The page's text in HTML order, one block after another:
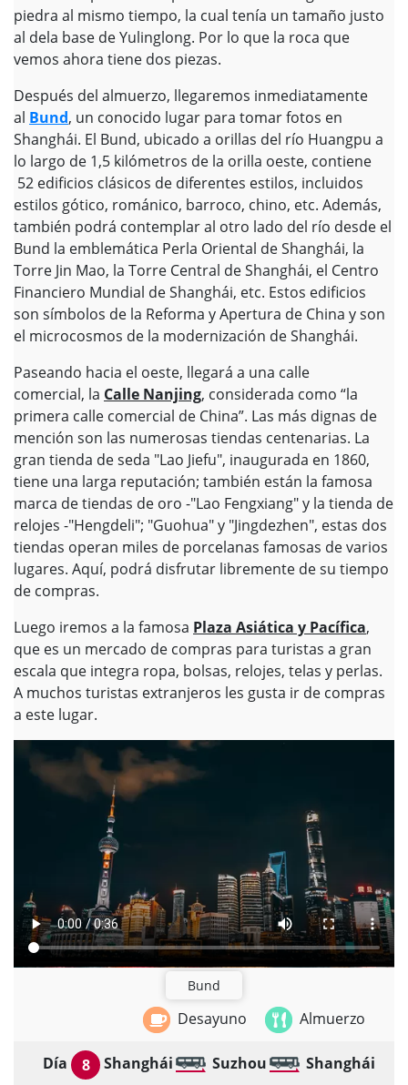
piedra al mismo tiempo, la cual tenía un tamaño justo
al dela base de Yulinglong. Por lo que la roca que
vemos ahora tiene dos piezas.
Después del almuerzo, llegaremos inmediatamente
al Bund, un conocido lugar para tomar fotos en
Shanghái. El Bund, ubicado a orillas del río Huangpu a
lo largo de 1,5 kilómetros de la orilla oeste, contiene
52 edificios clásicos de diferentes estilos, incluidos
estilos gótico, románico, barroco, chino, etc. Además,
también podrá contemplar al otro lado del río desde el
Bund la emblemática Perla Oriental de Shanghái, la
Torre Jin Mao, la Torre Central de Shanghái, el Centro
Financiero Mundial de Shanghái, etc. Estos edificios
son símbolos de la Reforma y Apertura de China y son
el microcosmos de la modernización de Shanghái.
Paseando hacia el oeste, llegará a una calle
comercial, la Calle Nanjing, considerada como “la
primera calle comercial de China”. Las más dignas de
mención son las numerosas tiendas centenarias. La
gran tienda de seda "Lao Jiefu", inaugurada en 1860,
tiene una larga reputación; también están la famosa
marca de tiendas de oro -"Lao Fengxiang" y la tienda de
relojes -"Hengdeli"; "Guohua" y "Jingdezhen", estas dos
tiendas operan miles de porcelanas famosas de varios
lugares. Aquí, podrá disfrutar libremente de su tiempo
de compras.
Luego iremos a la famosa Plaza Asiática y Pacífica,
que es un mercado de compras para turistas a gran
escala que integra ropa, bolsas, relojes, telas y perlas.
A muchos turistas extranjeros les gusta ir de compras
a este lugar.
Bund
Desayuno Almuerzo
Día 8 Shanghái Suzhou
Shanghái